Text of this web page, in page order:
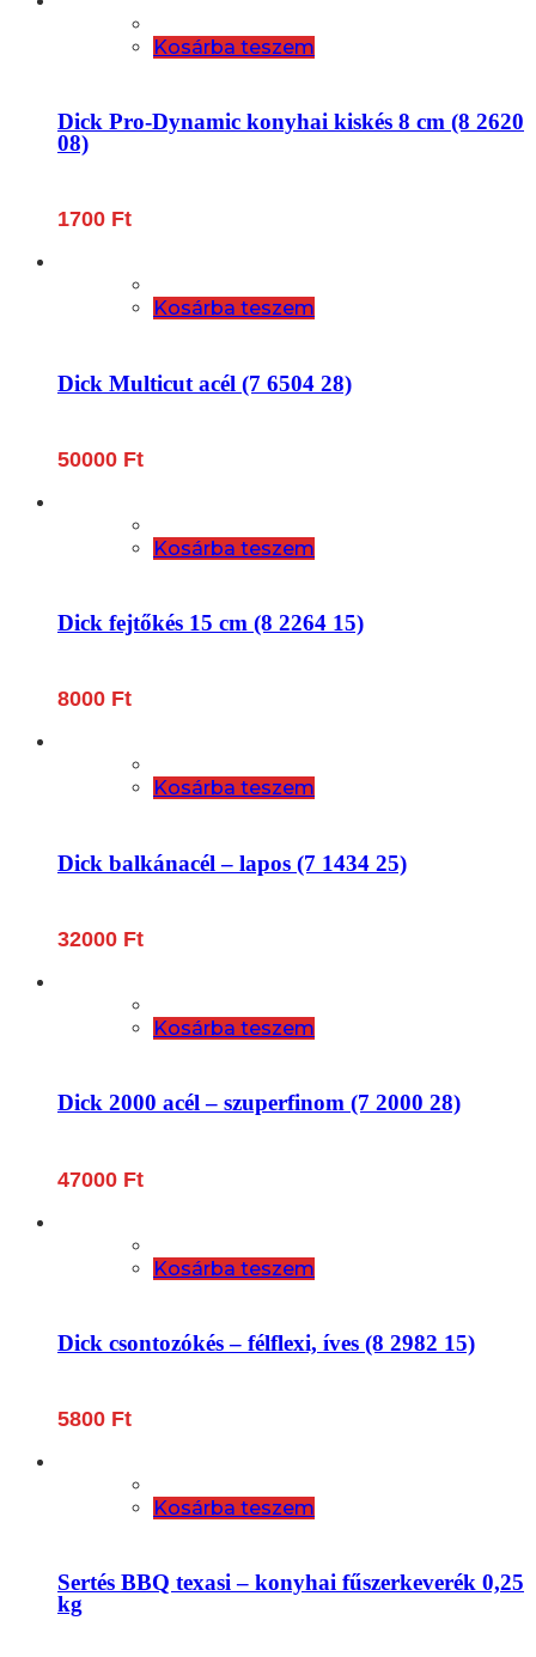
Kosárba teszem
Dick Pro-Dynamic konyhai kiskés 8 cm (8 2620
08)
1700 Ft
Kosárba teszem
Dick Multicut acél (7 6504 28)
50000 Ft
Kosárba teszem
Dick fejtőkés 15 cm (8 2264 15)
8000 Ft
Kosárba teszem
Dick balkánacél – lapos (7 1434 25)
32000 Ft
Kosárba teszem
Dick 2000 acél – szuperfinom (7 2000 28)
47000 Ft
Kosárba teszem
Dick csontozókés – félflexi, íves (8 2982 15)
5800 Ft
Kosárba teszem
Sertés BBQ texasi – konyhai fűszerkeverék 0,25
kg